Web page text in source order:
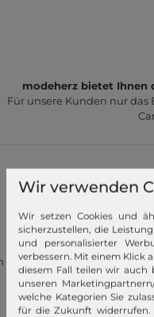
modeherz bietet Ihnen
Für unsere Kunden nur das
uns auf
Wir
Wir verwenden
Wir setzen Cookies und
sicherzustellen, die
und personalisierter
verbessern. Mit einem Klick
diesem Fall teilen wir
unseren
welche Kategorien Sie
für die Zukunft widerrufen.